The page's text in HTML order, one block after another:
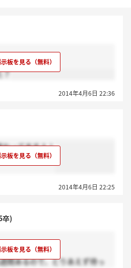
？
2014年4月6日 22:36
ってますよ！
2014年4月6日 22:25
卒)
間あるので、とりあえず待っ